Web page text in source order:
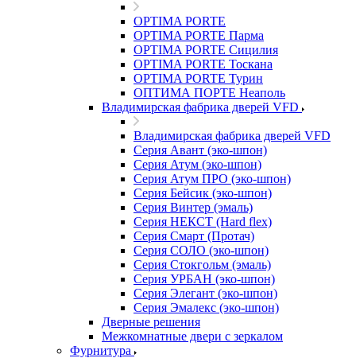
OPTIMA PORTE
OPTIMA PORTE Парма
OPTIMA PORTE Сицилия
OPTIMA PORTE Тоскана
OPTIMA PORTE Турин
ОПТИМА ПОРТЕ Неаполь
Владимирская фабрика дверей VFD
Владимирская фабрика дверей VFD
Серия Авант (эко-шпон)
Серия Атум (эко-шпон)
Серия Атум ПРО (эко-шпон)
Серия Бейсик (эко-шпон)
Серия Винтер (эмаль)
Серия НЕКСТ (Hard flex)
Серия Смарт (Протач)
Серия СОЛО (эко-шпон)
Серия Стокгольм (эмаль)
Серия УРБАН (эко-шпон)
Серия Элегант (эко-шпон)
Серия Эмалекс (эко-шпон)
Дверные решения
Межкомнатные двери c зеркалом
Фурнитура